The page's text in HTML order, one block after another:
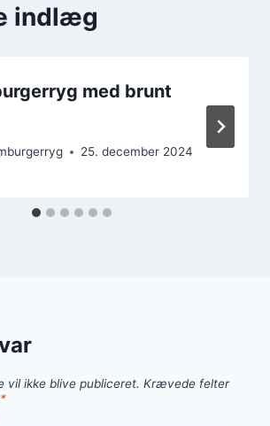
indlæg
med brunt
25. december 2024
vil ikke blive publiceret. Krævede felter
*